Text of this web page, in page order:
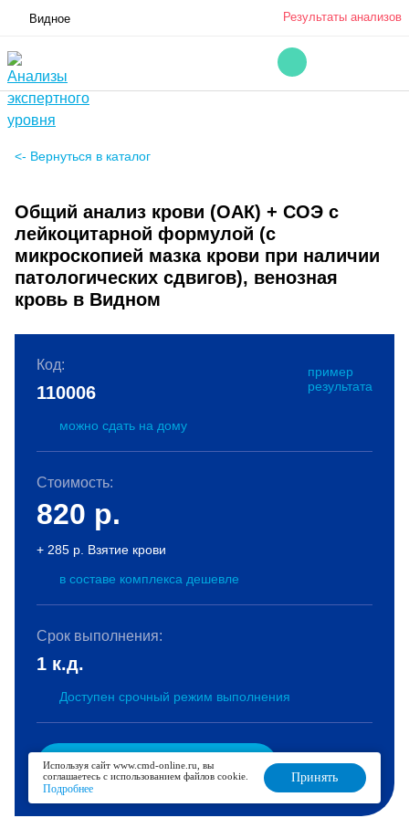
Видное Результаты анализов
<- Вернуться в каталог
Общий анализ крови (ОАК) + СОЭ с
лейкоцитарной формулой (с
микроскопией мазка крови при наличии
патологических сдвигов), венозная
кровь в Видном
Код:
пример
результата
110006
можно сдать на дому
Стоимость:
820 р.
+ 285 р. Взятие крови
в составе комплекса дешевле
Срок выполнения:
1 к.д.
Доступен срочный режим выполнения
В корзину
Используя сайт www.cmd-online.ru, вы
соглашаетесь с использованием файлов cookie.
Подробнее
Принять